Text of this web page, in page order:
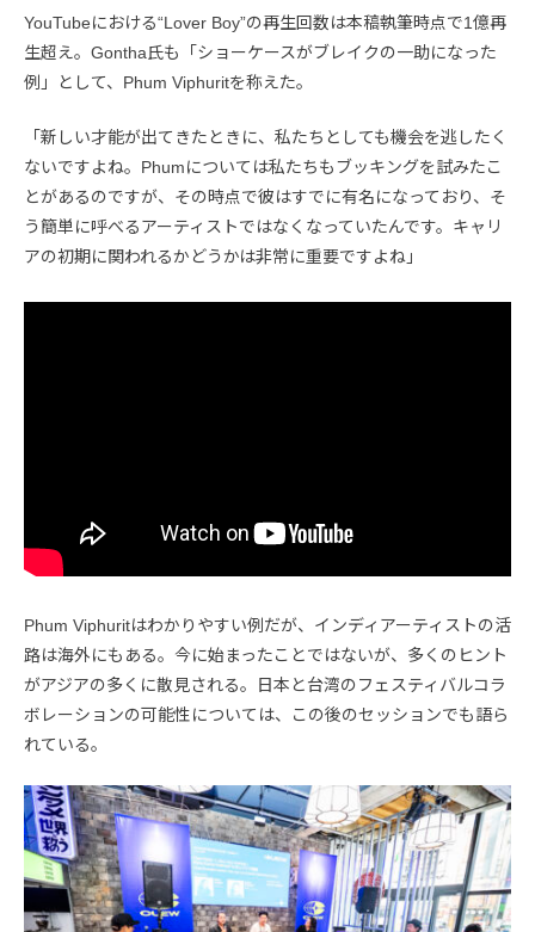
YouTubeにおける“Lover Boy”の再生回数は本稿執筆時点で1億再
生超え。Gontha氏も「ショーケースがブレイクの一助になった
例」として、Phum Viphuritを称えた。
「新しい才能が出てきたときに、私たちとしても機会を逃したく
ないですよね。Phumについては私たちもブッキングを試みたこ
とがあるのですが、その時点で彼はすでに有名になっており、そ
う簡単に呼べるアーティストではなくなっていたんです。キャリ
アの初期に関われるかどうかは非常に重要ですよね」
Phum Viphuritはわかりやすい例だが、インディアーティストの活
路は海外にもある。今に始まったことではないが、多くのヒント
がアジアの多くに散見される。日本と台湾のフェスティバルコラ
ボレーションの可能性については、この後のセッションでも語ら
れている。